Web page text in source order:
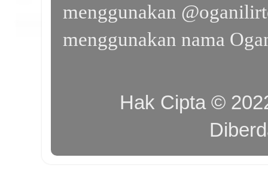
menggunakan
menggunakan nama
Hak Cipta ©